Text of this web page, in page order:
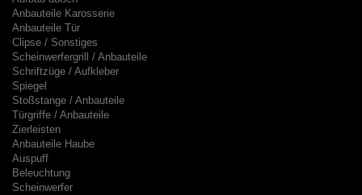
Anbauteile Karosserie
Anbauteile Tür
Clipse / Sonstiges
Scheinwerfergrill / Anbauteile
Schriftzüge / Aufkleber
Spiegel
Stoßstange / Anbauteile
Türgriffe / Anbauteile
Zierleisten
Anbauteile Haube
Auspuff
Beleuchtung
Scheinwerfer